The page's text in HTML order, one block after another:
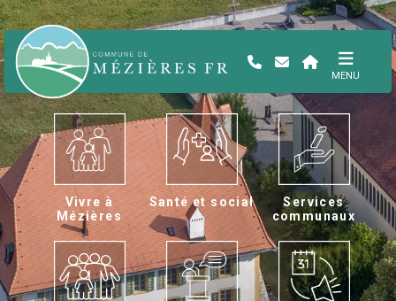
MENU
Vivre à
Mézières
Santé et social
Services
communaux